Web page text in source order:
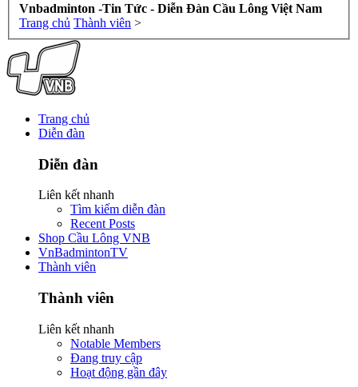
Vnbadminton -Tin Tức - Diễn Đàn Cầu Lông Việt Nam
Trang chủ Thành viên >
Trang chủ
Diễn đàn
Diễn đàn
Liên kết nhanh
Tìm kiếm diễn đàn
Recent Posts
Shop Cầu Lông VNB
VnBadmintonTV
Thành viên
Thành viên
Liên kết nhanh
Notable Members
Đang truy cập
Hoạt động gần đây